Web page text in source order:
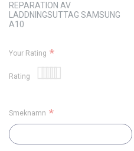
REPARATION AV
LADDNINGSUTTAG SAMSUNG
A10
Your Rating
Rating
Smeknamn